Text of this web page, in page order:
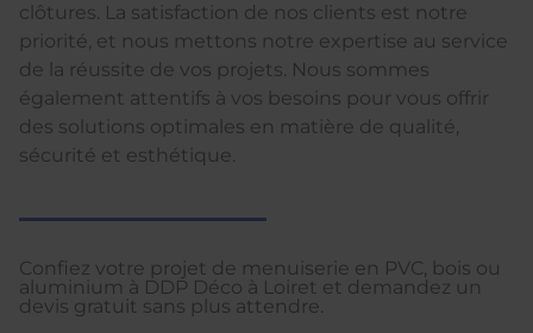
clôtures. La satisfaction de nos clients est notre
priorité, et nous mettons notre expertise au service
de la réussite de vos projets. Nous sommes
également attentifs à vos besoins pour vous offrir
des solutions optimales en matière de qualité,
sécurité et esthétique.
Confiez votre projet de menuiserie en PVC, bois ou
aluminium à DDP Déco à Loiret et demandez un
devis gratuit sans plus attendre.